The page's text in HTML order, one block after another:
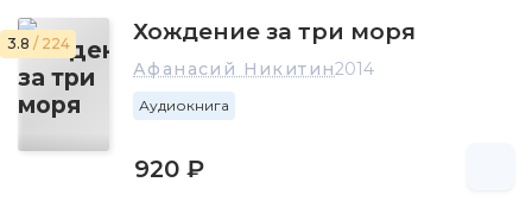
3.8 / 224 Хождение за три моря
Афанасий Никитин2014
Аудиокнига
920 ₽